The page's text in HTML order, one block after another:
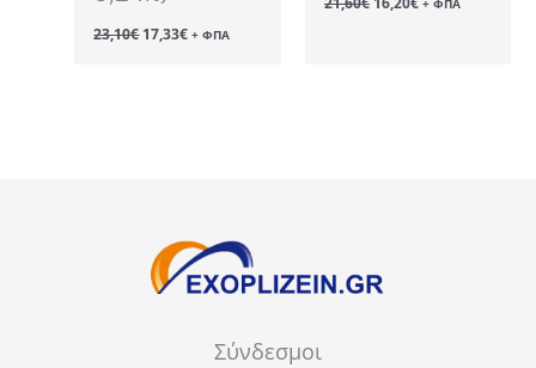
23,10€ Original
price
17,33€Η+ ΦΠΑ
price
+ ΦΠΑ
Σύνδεσμοι